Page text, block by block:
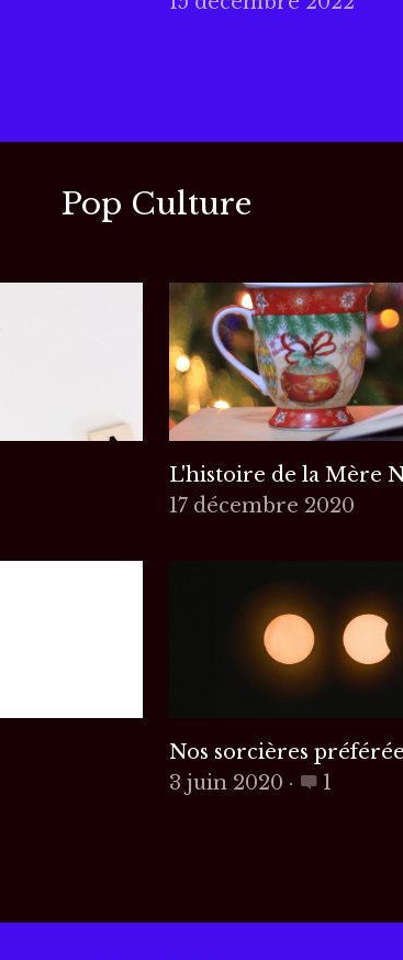
Pop Culture
L'histoire de la Mère
17 décembre 2020
Nos sorcières
3 juin 2020 · 1